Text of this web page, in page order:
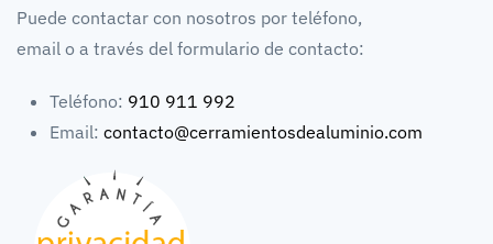
Puede contactar con nosotros por teléfono,
email o a través del formulario de contacto:
Teléfono: 910 911 992
Email: contacto@cerramientosdealuminio.com